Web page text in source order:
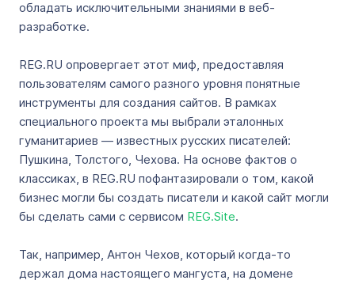
обладать исключительными знаниями в веб-
разработке.
REG.RU опровергает этот миф, предоставляя
пользователям самого разного уровня понятные
инструменты для создания сайтов. В рамках
специального проекта мы выбрали эталонных
гуманитариев — известных русских писателей:
Пушкина, Толстого, Чехова. На основе фактов о
классиках, в REG.RU пофантазировали о том, какой
бизнес могли бы создать писатели и какой сайт могли
бы сделать сами с сервисом REG.Site.
Так, например, Антон Чехов, который когда-то
держал дома настоящего мангуста, на домене